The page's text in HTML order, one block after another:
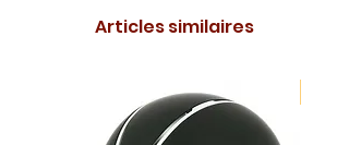
Articles similaires